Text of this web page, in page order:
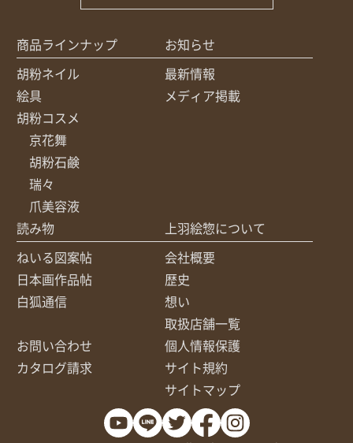
商品ラインナップ
胡粉ネイル
絵具
胡粉コスメ
京花舞
胡粉石鹸
瑞々
爪美容液
お知らせ
最新情報
メディア掲載
読み物
ねいる図案帖
日本画作品帖
白狐通信
上羽絵惣について
会社概要
歴史
想い
取扱店舗一覧
お問い合わせ
カタログ請求
個人情報保護
サイト規約
サイトマップ